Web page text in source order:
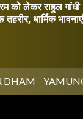
को लेकर राहुल गांधी
धार्मिक भावनाएं
DHAM